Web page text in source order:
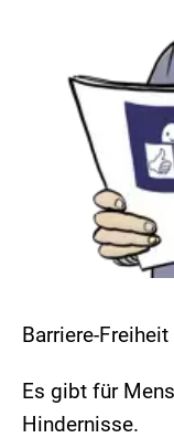
Barriere-
Es gibt für
Hindernisse.